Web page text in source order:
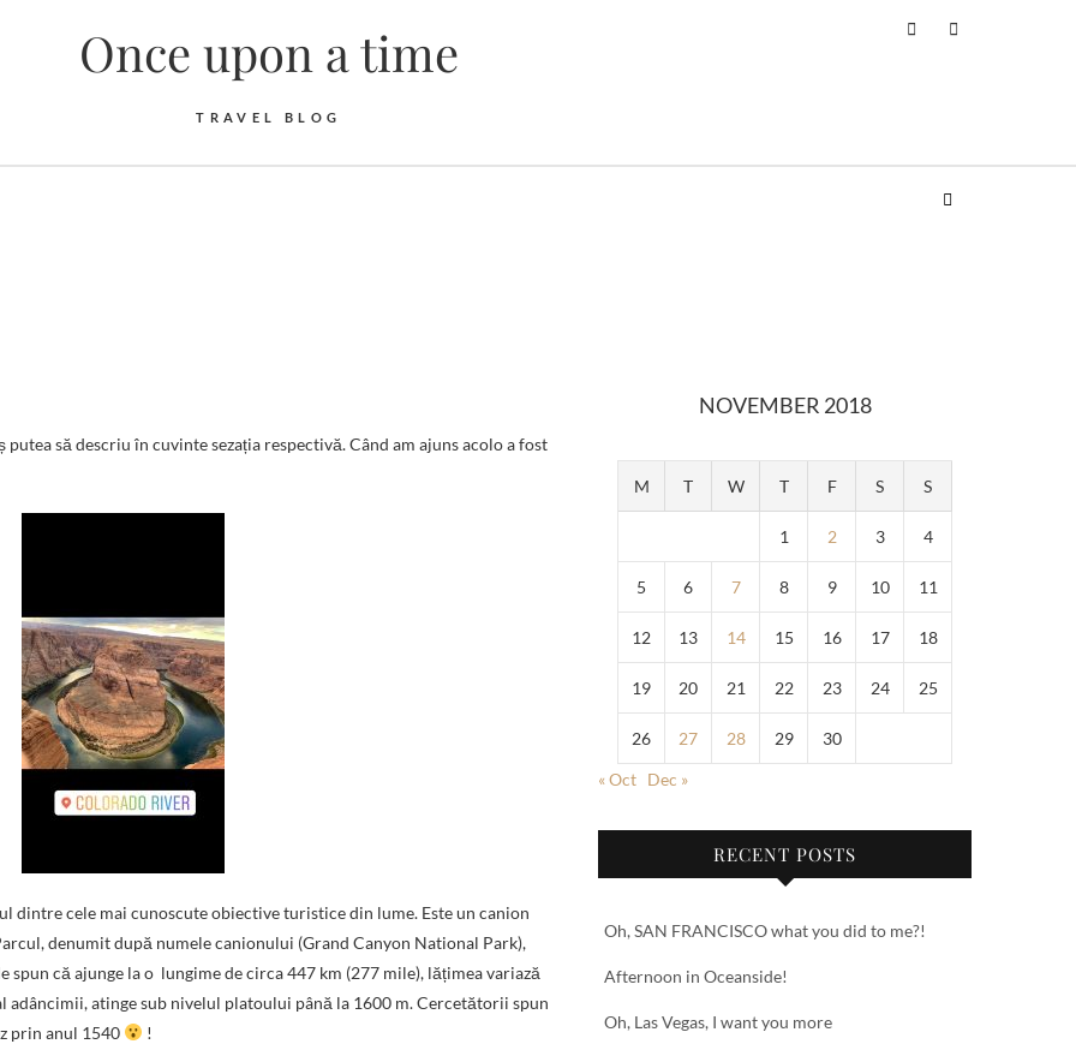
Once upon a time
TRAVEL BLOG
putea să descriu în cuvinte sezația respectivă. Când am ajuns acolo a fost
dintre cele mai cunoscute obiective turistice din lume. Este un canion
denumit după numele canionului (Grand Canyon National Park),
că ajunge la o lungime de circa 447 km (277 mile), lățimea variază
atinge sub nivelul platoului până la 1600 m. Cercetătorii spun
prin anul 1540
!
NOVEMBER 2018
M T W T F S S
1 2 3 4
5 6 7 8 9 10 11
12 13 14 15 16 17 18
19 20 21 22 23 24 25
26 27 28 29
30
« Oct Dec »
RECENT POSTS
Oh, SAN FRANCISCO what you did to me?!
Afternoon in Oceanside!
Oh, Las Vegas, I want you more